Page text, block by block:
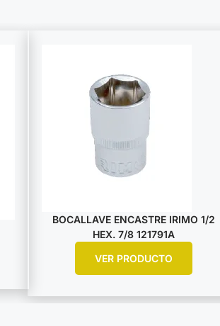
BOCALLAVE ENCASTRE IRIMO 1/2
HEX. 7/8 121791A
VER PRODUCTO